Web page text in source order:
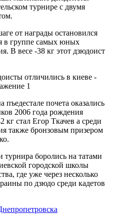
турнире с двумя
от награды остановился
в группе самых юных
В весе -38 кг этот дзюдоист
почета оказались
2006 года рождения
кг стал Егор Ткачев а среди
также бронзовым призером
боролись на татами
городской школы
где уже через несколько
по дзюдо среди кадетов